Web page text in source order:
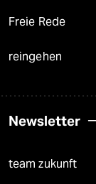
Freie Rede
reingehen
Newsletter
team zukunft